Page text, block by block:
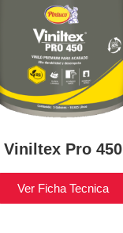
Viniltex Pro 450
Ver Ficha Tecnica